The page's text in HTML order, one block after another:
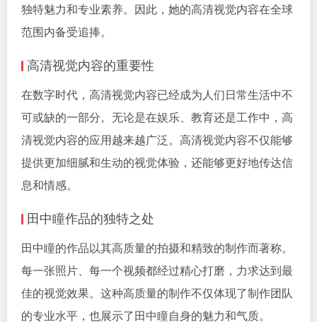
独特魅力和专业素养。因此，她的高清视觉内容在全球
范围内备受追捧。
高清视觉内容的重要性
在数字时代，高清视觉内容已经成为人们日常生活中不
可或缺的一部分。无论是在娱乐、教育还是工作中，高
清视觉内容的应用越来越广泛。高清视觉内容不仅能够
提供更加细腻和生动的视觉体验，还能够更好地传达信
息和情感。
田中瞳作品的独特之处
田中瞳的作品以其高质量的拍摄和精致的制作而著称。
每一张照片、每一个视频都经过精心打磨，力求达到最
佳的视觉效果。这种高质量的制作不仅体现了制作团队
的专业水平，也展示了田中瞳自身的魅力和气质。